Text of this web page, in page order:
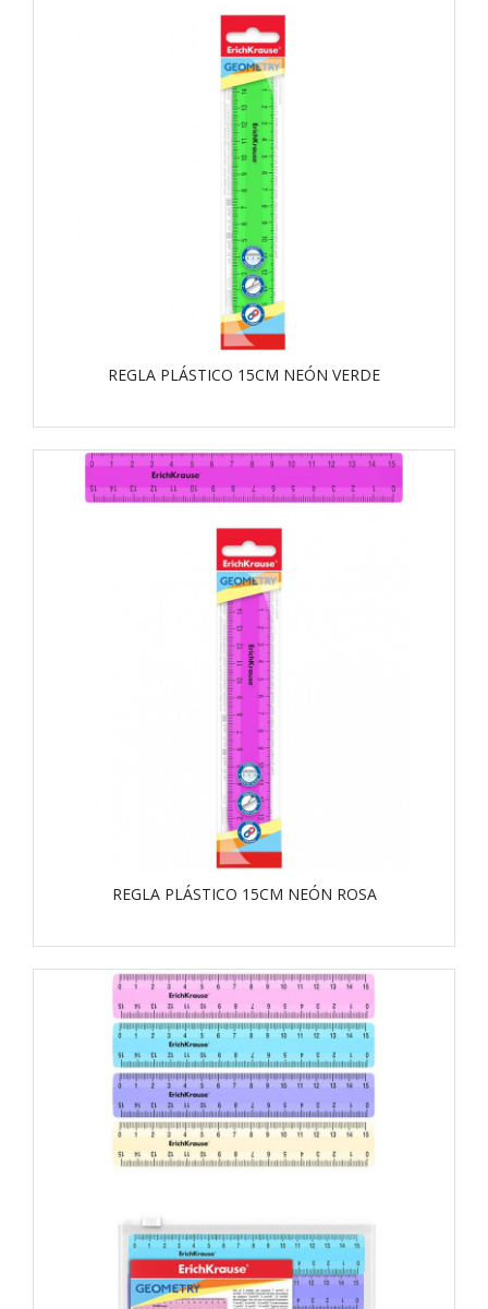
REGLA PLÁSTICO 15CM NEÓN VERDE
REGLA PLÁSTICO 15CM NEÓN ROSA